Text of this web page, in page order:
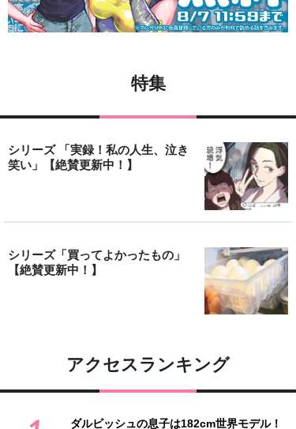
特集
シリーズ 「実録！私の人生、泣き
笑い」【絶賛更新中！】
シリーズ「買ってよかったもの」
【絶賛更新中！】
アクセスランキング
ダルビッシュの息子は182cm世界モデル！